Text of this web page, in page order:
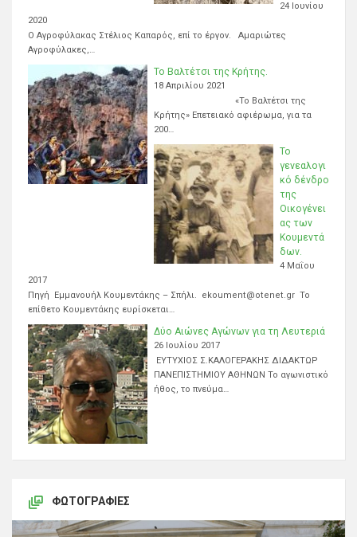
24 Ιουνίου
2020
Ο Αγροφύλακας Στέλιος Καπαρός, επί το έργον. Αμαριώτες
Αγροφύλακες,…
Το Βαλτέτσι της Κρήτης.
18 Απριλίου 2021
«Το Βαλτέτσι της
Κρήτης» Επετειακό αφιέρωμα, για τα
200…
Το
γενεαλογι
κό δένδρο
της
Οικογένει
ας των
Κουμεντά
δων.
4 Μαΐου
2017
Πηγή Εμμανουήλ Κουμεντάκης – Σπήλι. ekoument@otenet.gr Το
επίθετο Κουμεντάκης ευρίσκεται…
Δύο Αιώνες Αγώνων για τη Λευτεριά
26 Ιουλίου 2017
ΕΥΤΥΧΙΟΣ Σ.ΚΑΛΟΓΕΡΑΚΗΣ ΔΙΔΑΚΤΩΡ
ΠΑΝΕΠΙΣΤΗΜΙΟΥ ΑΘΗΝΩΝ Το αγωνιστικό
ήθος, το πνεύμα…
ΦΩΤΟΓΡΑΦΊΕΣ